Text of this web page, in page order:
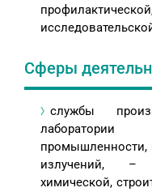
Сферы
службы
промышленности,
излучений, –
химической,